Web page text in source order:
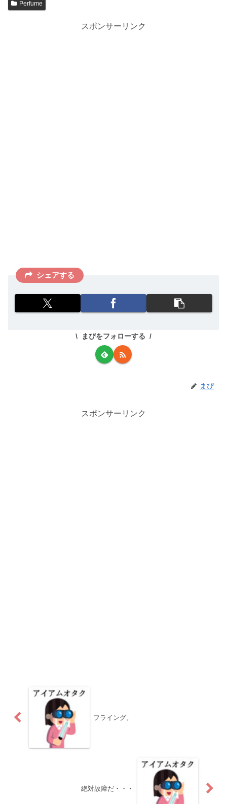
Perfume
スポンサーリンク
シェアする
まぴをフォローする
まぴ
スポンサーリンク
フライング。
絶対故障だ・・・